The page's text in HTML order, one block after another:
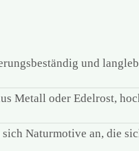
und
Metall oder Edelrost,
Naturmotive an, die